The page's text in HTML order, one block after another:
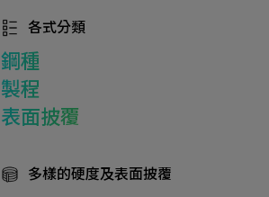
各式分類
鋼種
製程
表面披覆
多樣的硬度及表面披覆